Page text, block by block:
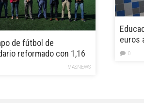
de fútbol de
reformado con 1,16
de euros
MASNEWS
euros
0